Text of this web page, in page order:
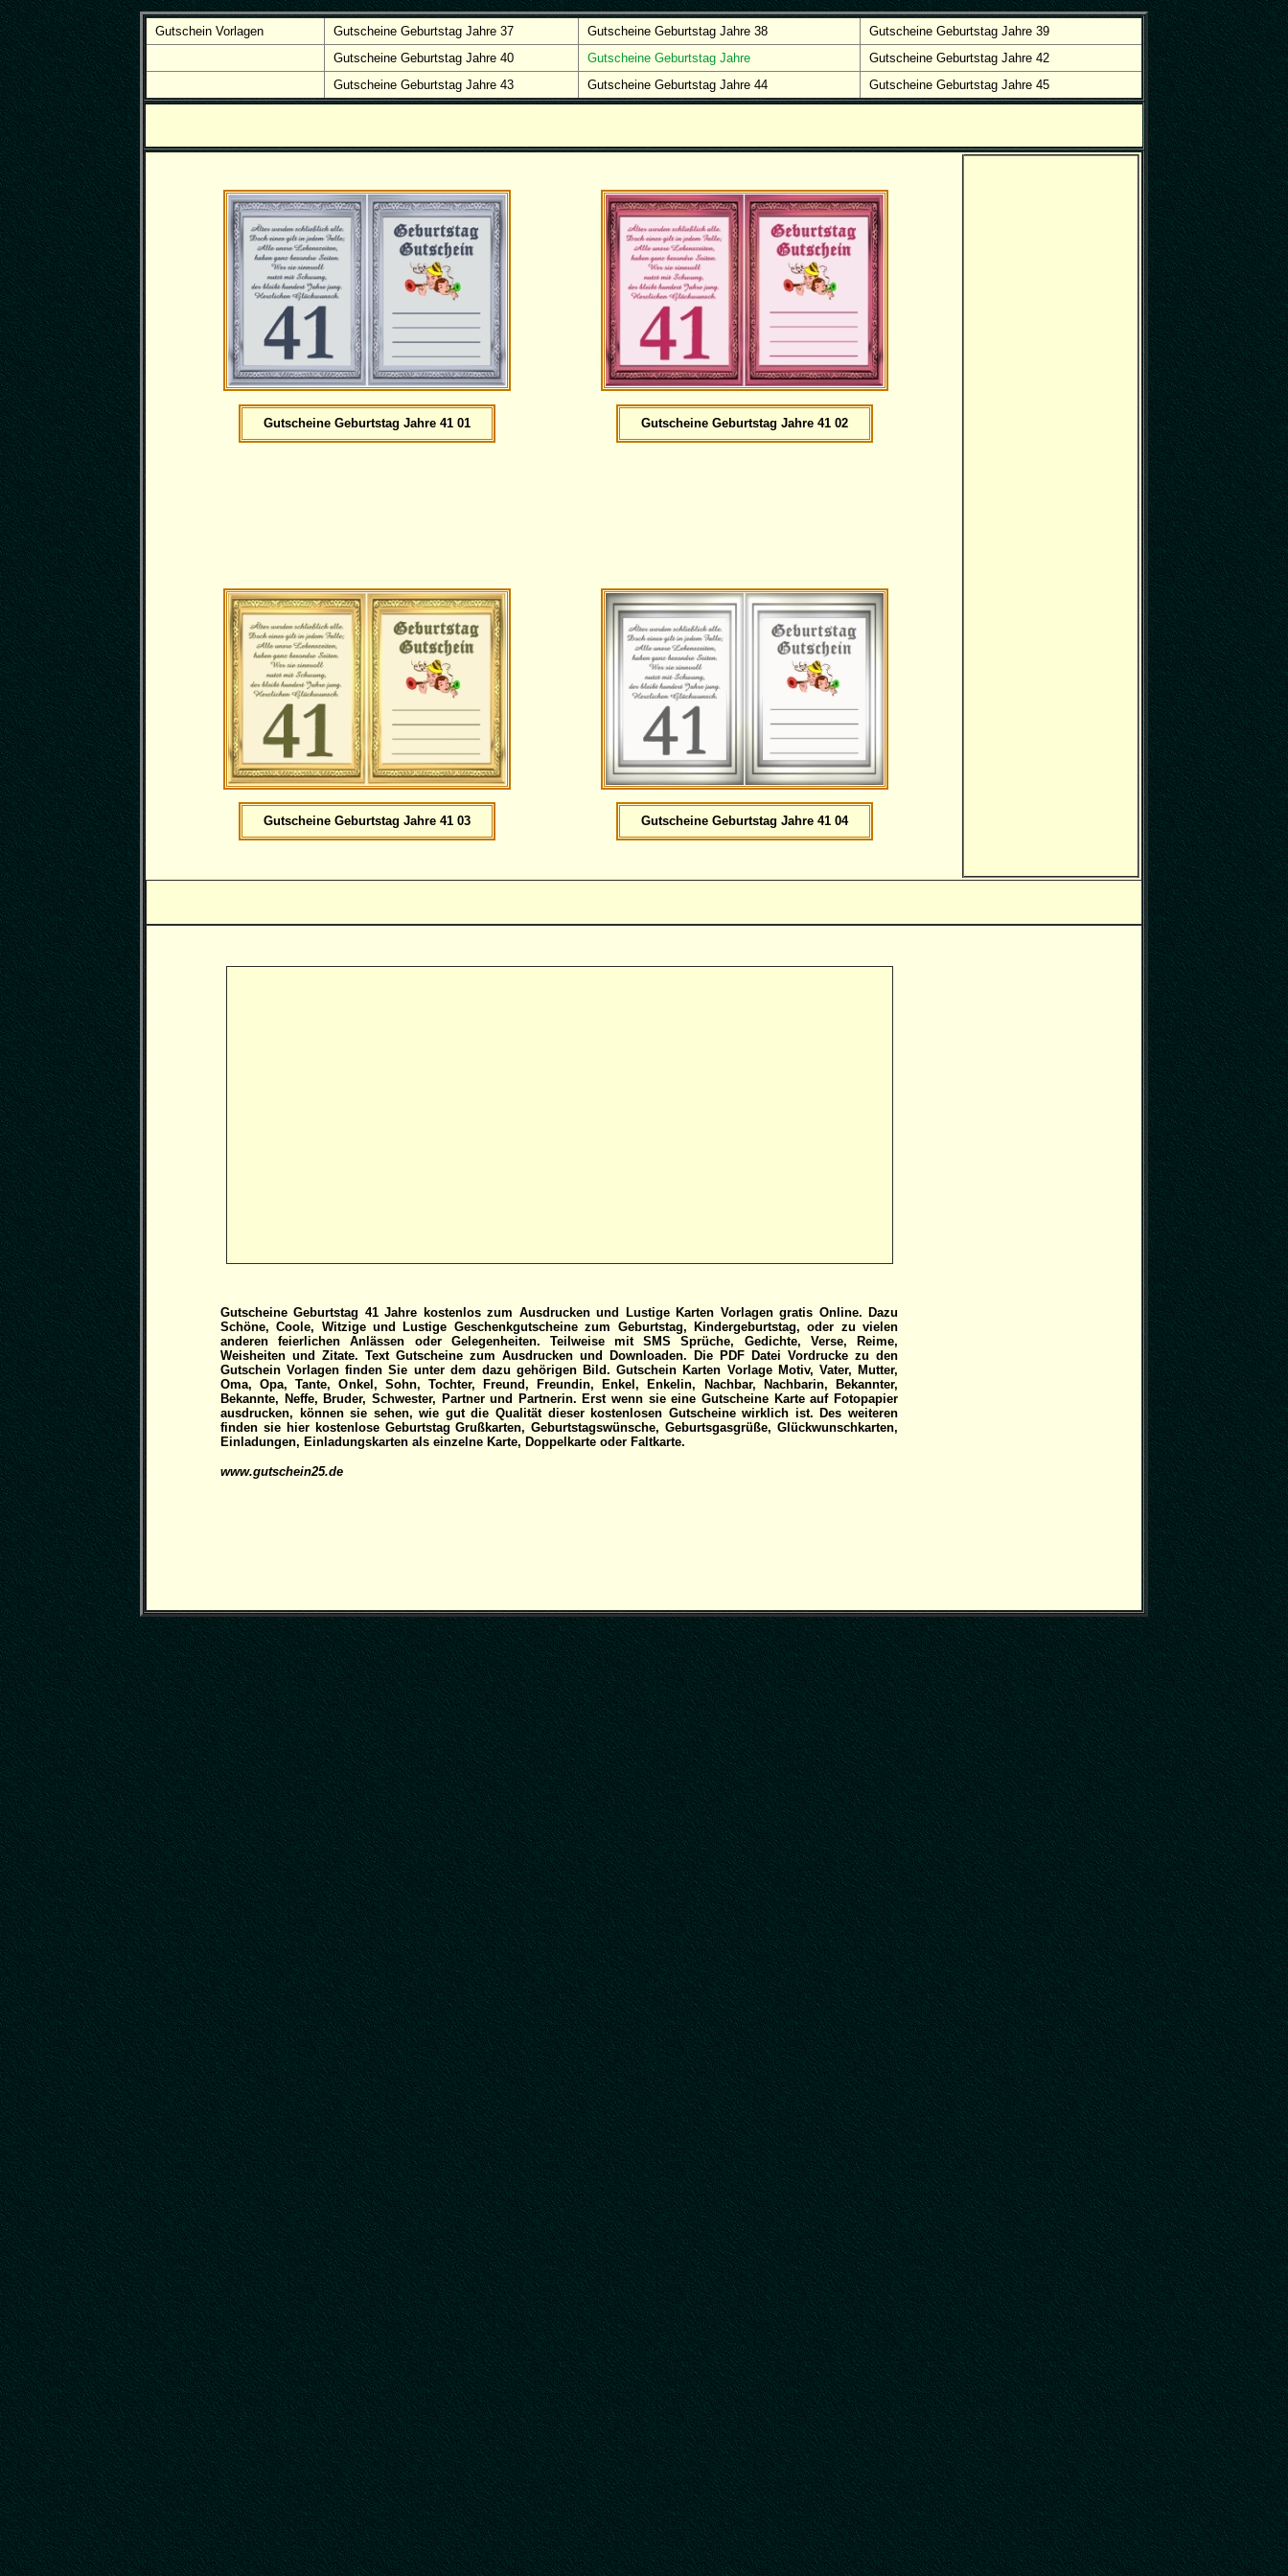
Gutschein Vorlagen Gutscheine Geburtstag Jahre 37 Gutscheine Geburtstag Jahre 38
Gutscheine Geburtstag Jahre 39
Gutscheine Geburtstag Jahre 40
Gutscheine Geburtstag Jahre
Gutscheine Geburtstag Jahre 42
Gutscheine Geburtstag Jahre 43
Gutscheine Geburtstag Jahre 44 Gutscheine Geburtstag Jahre 45
Gutscheine Geburtstag Jahre 41 01 Gutscheine Geburtstag Jahre 41 02
Gutscheine Geburtstag Jahre 41 03 Gutscheine Geburtstag Jahre 41 04
Gutscheine Geburtstag 41 Jahre kostenlos zum Ausdrucken und Lustige Karten Vorlagen gratis Online. Dazu
Schöne, Coole, Witzige und Lustige Geschenkgutscheine zum Geburtstag, Kindergeburtstag, oder zu vielen
anderen feierlichen Anlässen oder Gelegenheiten. Teilweise mit SMS Sprüche, Gedichte, Verse, Reime,
Weisheiten und Zitate. Text Gutscheine zum Ausdrucken und Downloaden. Die PDF Datei Vordrucke zu den
Gutschein Vorlagen finden Sie unter dem dazu gehörigen Bild. Gutschein Karten Vorlage Motiv, Vater, Mutter,
Oma, Opa, Tante, Onkel, Sohn, Tochter, Freund, Freundin, Enkel, Enkelin, Nachbar, Nachbarin, Bekannter,
Bekannte, Neffe, Bruder, Schwester, Partner und Partnerin. Erst wenn sie eine Gutscheine Karte auf Fotopapier
ausdrucken, können sie sehen, wie gut die Qualität dieser kostenlosen Gutscheine wirklich ist. Des weiteren
finden sie hier kostenlose Geburtstag Grußkarten, Geburtstagswünsche, Geburtsgasgrüße, Glückwunschkarten,
Einladungen, Einladungskarten als einzelne Karte, Doppelkarte oder Faltkarte.
www.gutschein25.de